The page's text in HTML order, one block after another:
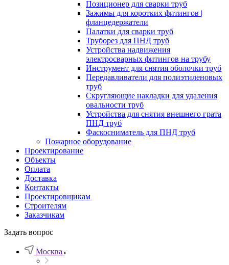
Позиционер для сварки труб
Зажимы для коротких фитингов |
фланцедержатели
Палатки для сварки труб
Труборез для ПНД труб
Устройства надвижения
электросварных фитингов на трубу
Инструмент для снятия оболочки труб
Передавливатели для полиэтиленовых
труб
Скругляющие накладки для удаления
овальности труб
Устройства для снятия внешнего грата
ПНД труб
Фаскосниматель для ПНД труб
Пожарное оборудование
Проектирование
Объекты
Оплата
Доставка
Контакты
Проектировщикам
Строителям
Заказчикам
Задать вопрос
Москва